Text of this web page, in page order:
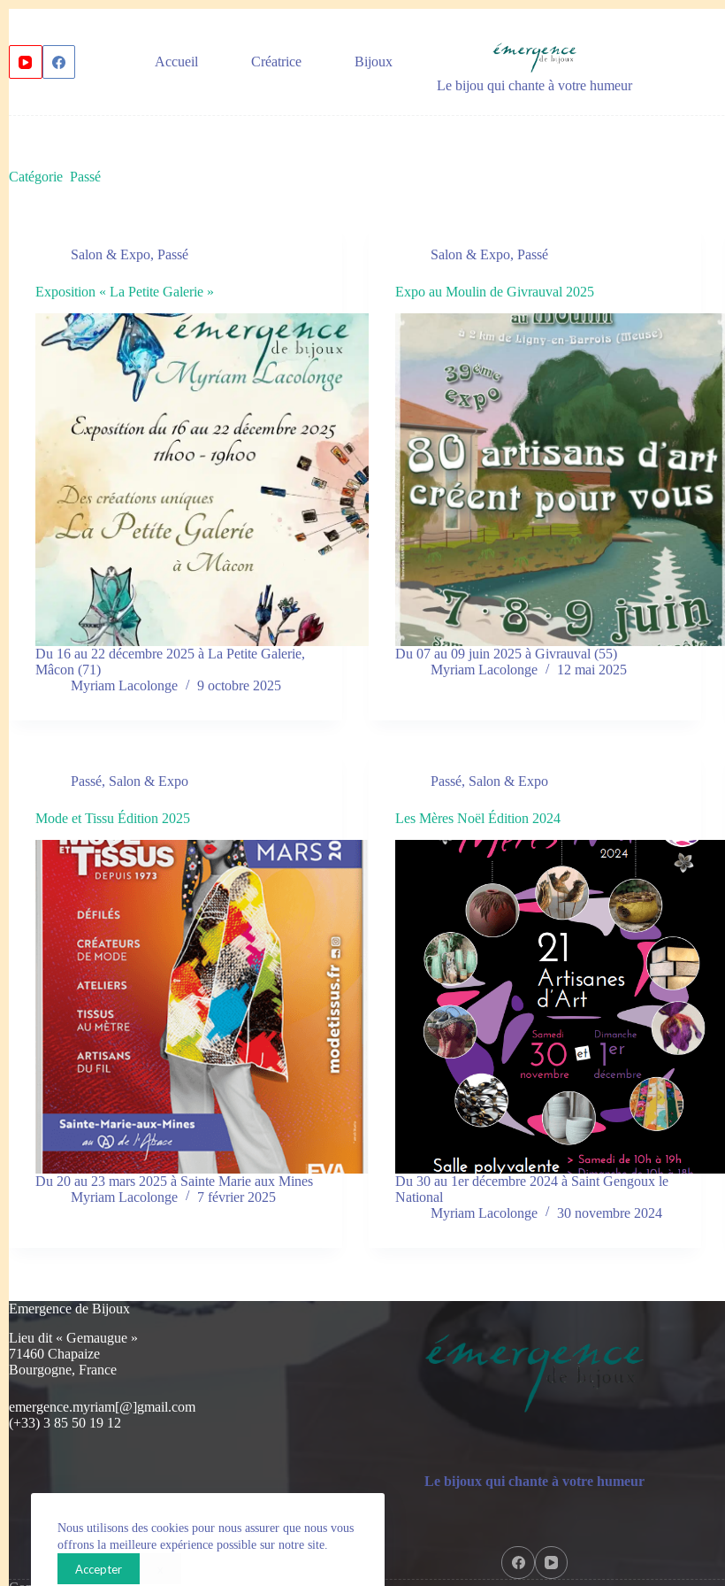
contenu
Nous utilisons des cookies pour nous assurer que nous vous
offrons la meilleure expérience possible sur notre site.
Accepter
Accueil Créatrice
Bijoux
Le bijou qui chante à votre humeur
Catégorie Passé
Salon & Expo, Passé
Exposition « La Petite Galerie »
Du 16 au 22 décembre 2025 à La Petite Galerie,
Mâcon (71)
Myriam Lacolonge
9 octobre 2025
Salon & Expo, Passé
Expo au Moulin de Givrauval 2025
Du 07 au 09 juin 2025 à Givrauval (55)
Myriam Lacolonge
12 mai 2025
Passé, Salon & Expo
Mode et Tissu Édition 2025
Du 20 au 23 mars 2025 à Sainte Marie aux Mines
Myriam Lacolonge
7 février 2025
Passé, Salon & Expo
Les Mères Noël Édition 2024
Du 30 au 1er décembre 2024 à Saint Gengoux le
National
Myriam Lacolonge
30 novembre 2024
Emergence de Bijoux
Lieu dit « Gemaugue »
71460 Chapaize
Bourgogne, France
emergence.myriam[@]gmail.com
(+33) 3 85 50 19 12
Le bijoux qui chante à votre humeur